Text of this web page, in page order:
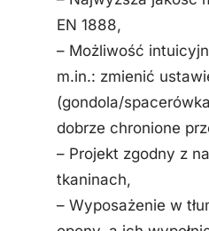
EN 1888,
– Możliwość
m.in.: zmienić
(gondola/
dobrze chronione
– Projekt zgodny z
tkaninach,
– Wyposażenie w